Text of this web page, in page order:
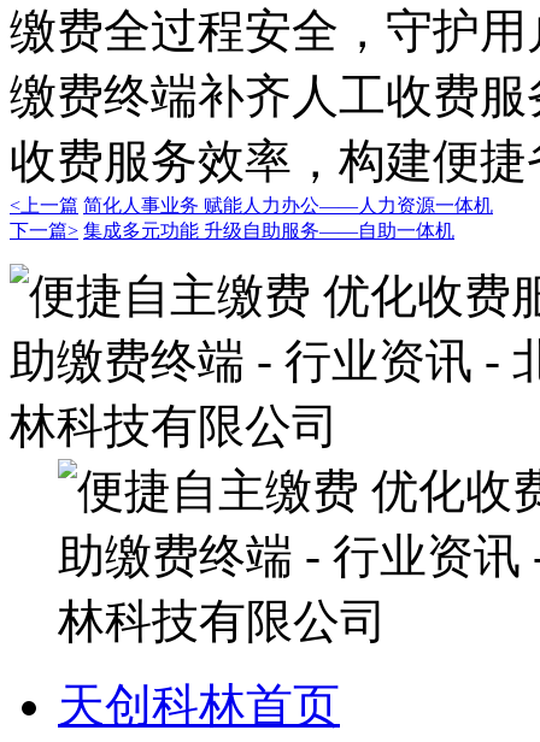
缴费全过程安全，守护
缴费终端补齐人工收费
收费服务效率，构建便
<上一篇 简化人事业务 赋能人力办公——人力资源一体机
下一篇> 集成多元功能 升级自助服务——自助一体机
天创科林首页